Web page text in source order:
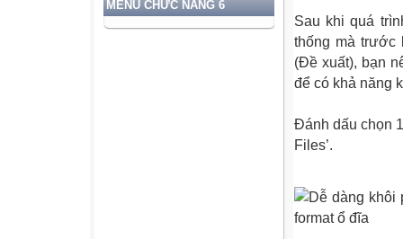
MENU CHỨC NĂNG 6
Sau khi quá
thống mà trước
(Đề xuất), bạn
để có khả năng
Đánh dấu chọn
Files’.